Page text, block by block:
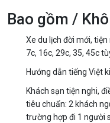
Bao gồm /
Xe du lịch đời mới,
7c, 16c, 29c, 35, 45c
Hướng dẫn tiếng Việt
Khách sạn tiện nghi,
tiêu chuẩn: 2 khách
trường hợp đi 1 người